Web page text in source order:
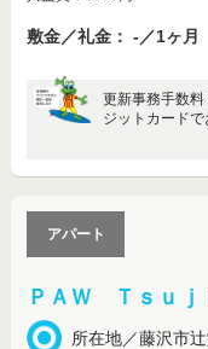
敷金／礼金： -／1ヶ月
更新事務手数
ジットカード
ＰＡＷ Ｔｓｕｊ
所在地／藤沢市
アパート